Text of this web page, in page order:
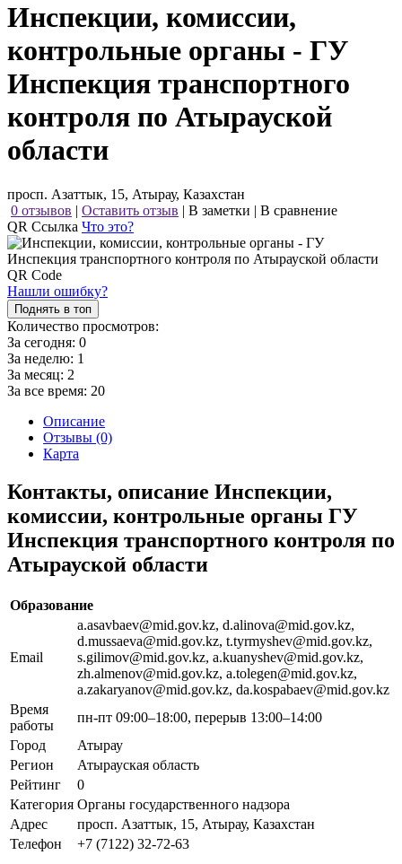
Инспекции, комиссии,
контрольные органы - ГУ
Инспекция транспортного
контроля по Атырауской
области
просп. Азаттык, 15, Атырау, Казахстан
0 отзывов | Оставить отзыв | В заметки | В сравнение
QR Ссылка Что это?
Нашли ошибку?
Поднять в топ
Количество просмотров:
За сегодня: 0
За неделю: 1
За месяц: 2
За все время: 20
Описание
Отзывы (0)
Карта
Контакты, описание Инспекции,
комиссии, контрольные органы ГУ
Инспекция транспортного контроля по
Атырауской области
Образование
Email
a.asavbaev@mid.gov.kz, d.alinova@mid.gov.kz,
d.mussaeva@mid.gov.kz, t.tyrmyshev@mid.gov.kz,
s.gilimov@mid.gov.kz, a.kuanyshev@mid.gov.kz,
zh.almenov@mid.gov.kz, a.tolegen@mid.gov.kz,
a.zakaryanov@mid.gov.kz, da.kospabaev@mid.gov.kz
Время
работы
пн-пт 09:00–18:00, перерыв 13:00–14:00
Город
Атырау
Регион
Атырауская область
Рейтинг
0
Категория Органы государственного надзора
Адрес
просп. Азаттык, 15, Атырау, Казахстан
Телефон
+7 (7122) 32-72-63